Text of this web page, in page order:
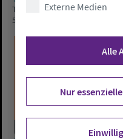
Tim Harms und Michael
55.
Externe Medien
Alle
Nur